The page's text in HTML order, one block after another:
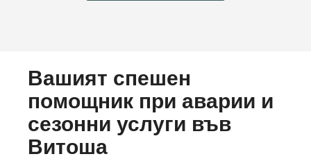
Вашият спешен
помощник при аварии и
сезонни услуги във
Витоша